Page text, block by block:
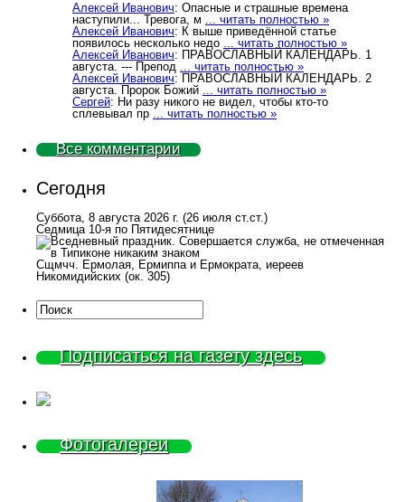
Алексей Иванович: Опасные и страшные времена
наступили... Тревога, м ... читать полностью »
Алексей Иванович: К выше приведённой статье
появилось несколько недо ... читать полностью »
Алексей Иванович: ПРАВОСЛАВНЫЙ КАЛЕНДАРЬ. 1
августа. --- Препод ... читать полностью »
Алексей Иванович: ПРАВОСЛАВНЫЙ КАЛЕНДАРЬ. 2
августа. Пророк Божий ... читать полностью »
Сергей: Ни разу никого не видел, чтобы кто-то
сплевывал пр ... читать полностью »
Все комментарии
Сегодня
Суббота, 8 августа 2026 г. (26 июля ст.ст.)
Седмица 10-я по Пятидесятнице
Сщмчч. Ермолая, Ермиппа и Ермократа, иереев
Никомидийских (ок. 305)
Подписаться на газету здесь
Фотогалереи